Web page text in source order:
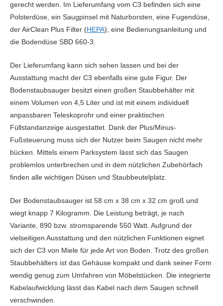
gerecht werden. Im Lieferumfang vom C3 befinden sich eine
Polsterdüse, ein Saugpinsel mit Naturborsten, eine Fugendüse,
der AirClean Plus Filter (HEPA), eine Bedienungsanleitung und
die Bodendüse SBD 660-3.
Der Lieferumfang kann sich sehen lassen und bei der
Ausstattung macht der C3 ebenfalls eine gute Figur. Der
Bodenstaubsauger besitzt einen großen Staubbehälter mit
einem Volumen von 4,5 Liter und ist mit einem individuell
anpassbaren Teleskoprohr und einer praktischen
Füllstandanzeige ausgestattet. Dank der Plus/Minus-
Fußsteuerung muss sich der Nutzer beim Saugen nicht mehr
bücken. Mittels einem Parksystem lässt sich das Saugen
problemlos unterbrechen und in dem nützlichen Zubehörfach
finden alle wichtigen Düsen und Staubbeutelplatz.
Der Bodenstaubsauger ist 58 cm x 38 cm x 32 cm groß und
wiegt knapp 7 Kilogramm. Die Leistung beträgt, je nach
Variante, 890 bzw. stromsparende 550 Watt. Aufgrund der
vielseitigen Ausstattung und den nützlichen Funktionen eignet
sich der C3 von Miele für jede Art von Boden. Trotz des großen
Staubbehälters ist das Gehäuse kompakt und dank seiner Form
wendig genug zum Umfahren von Möbelstücken. Die integrierte
Kabelaufwicklung lässt das Kabel nach dem Saugen schnell
verschwinden.